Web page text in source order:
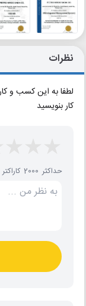
نظرات
لطفا به این کسب و
کار بنویسید
حداکثر 2000 کاراکتر